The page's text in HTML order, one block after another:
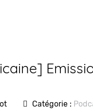
Catégorie :